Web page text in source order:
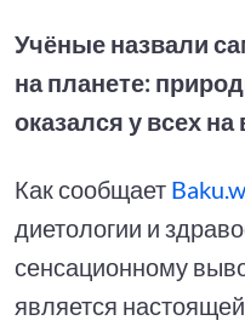
Учёные назвали
на планете:
оказался у всех на
Как сообщает
диетологии и
сенсационному
является